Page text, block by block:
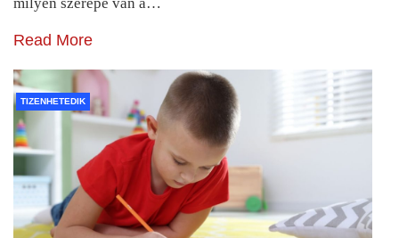
Read More
TIZENHETEDIK